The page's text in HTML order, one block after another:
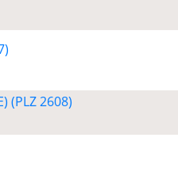
(PLZ 2608)